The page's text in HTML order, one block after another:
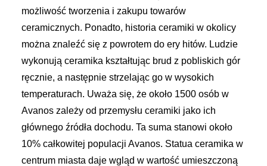
możliwość tworzenia i zakupu towarów
ceramicznych. Ponadto, historia ceramiki w okolicy
można znaleźć się z powrotem do ery hitów. Ludzie
wykonują ceramika kształtując brud z pobliskich gór
ręcznie, a następnie strzelając go w wysokich
temperaturach. Uważa się, że około 1500 osób w
Avanos zależy od przemysłu ceramiki jako ich
głównego źródła dochodu. Ta suma stanowi około
10% całkowitej populacji Avanos. Statua ceramika w
centrum miasta daje wgląd w wartość umieszczoną